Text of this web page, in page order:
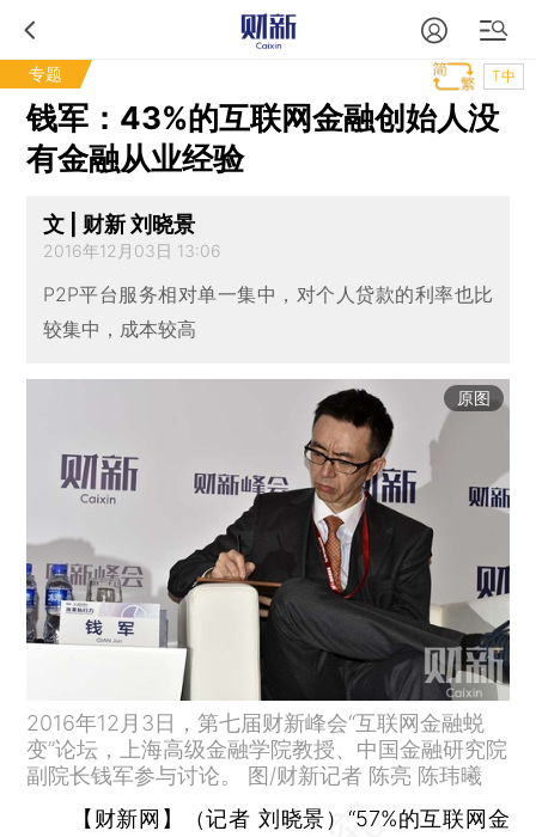
专题 T中
钱军：43%的互联网金融创始人没
有金融从业经验
文 | 财新 刘晓景
2016年12月03日 13:06
P2P平台服务相对单一集中，对个人贷款的利率也比
较集中，成本较高
原图
2016年12月3日，第七届财新峰会“互联网金融蜕
变”论坛，上海高级金融学院教授、中国金融研究院
副院长钱军参与讨论。 图/财新记者 陈亮 陈玮曦
【财新网】（记者 刘晓景） “57%的互联网金